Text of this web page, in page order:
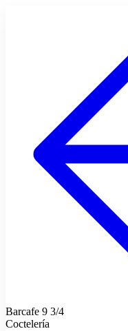
Barcafe 9 3/4
Coctelería